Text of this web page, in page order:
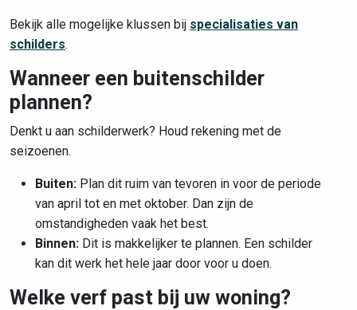
Bekijk alle mogelijke klussen bij specialisaties van
schilders.
Wanneer een buitenschilder
plannen?
Denkt u aan schilderwerk? Houd rekening met de
seizoenen.
Buiten: Plan dit ruim van tevoren in voor de periode
van april tot en met oktober. Dan zijn de
omstandigheden vaak het best.
Binnen: Dit is makkelijker te plannen. Een schilder
kan dit werk het hele jaar door voor u doen.
Welke verf past bij uw woning?